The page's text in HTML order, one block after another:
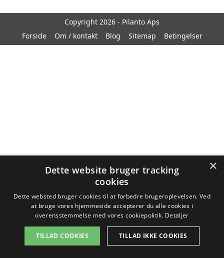
Copyright 2026 - Pilanto Aps
Forside
Om / kontakt Blog Sitemap Betingelser
×
Dette website bruger tracking
cookies
Dette websted bruger cookies til at forbedre brugeroplevelsen. Ved
at bruge vores hjemmeside accepterer du alle cookies i
overensstemmelse med vores cookiepolitik. Detaljer
TILLAD COOKIES TILLAD IKKE COOKIES